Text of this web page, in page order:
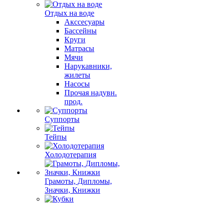
Отдых на воде
Акссесуары
Бассейны
Круги
Матрасы
Мячи
Нарукавники,
жилеты
Насосы
Прочая надувн.
прод.
Суппорты
Тейпы
Холодотерапия
Грамоты, Дипломы,
Значки, Книжки